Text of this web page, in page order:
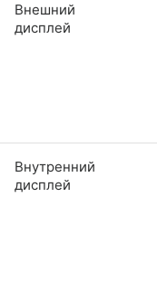
Внешний
дисплей
Внутренний
дисплей